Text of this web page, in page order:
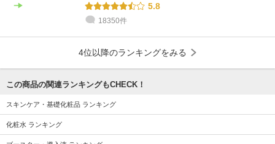
5.8
18350件
4位以降のランキングをみる
この商品の関連ランキングもCHECK！
スキンケア・基礎化粧品 ランキング
化粧水 ランキング